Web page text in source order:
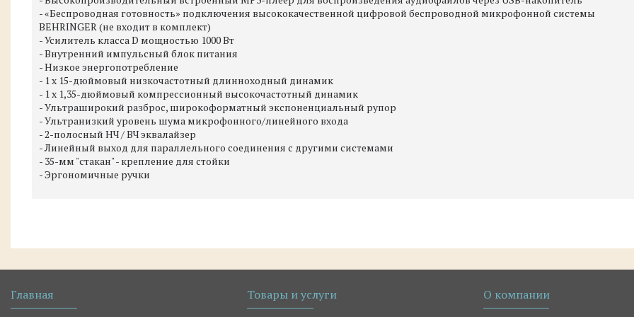
- «Беспроводная готовность» подключения высококачественной цифровой беспроводной микрофонной системы
BEHRINGER (не входит в комплект)
- Усилитель класса D мощностью 1000 Вт
- Внутренний импульсный блок питания
- Низкое энергопотребление
- 1 х 15-дюймовый низкочастотный длинноходный динамик
- 1 х 1,35-дюймовый компрессионный высокочастотный динамик
- Ультраширокий разброс, широкоформатный экспоненциальный рупор
- Ультранизкий уровень шума микрофонного/линейного входа
- 2-полосный НЧ / ВЧ эквалайзер
- Линейный выход для параллельного соединения с другими системами
- 35-мм "стакан" - крепление для стойки
- Эргономичные ручки
Главная Товары и услуги О компании